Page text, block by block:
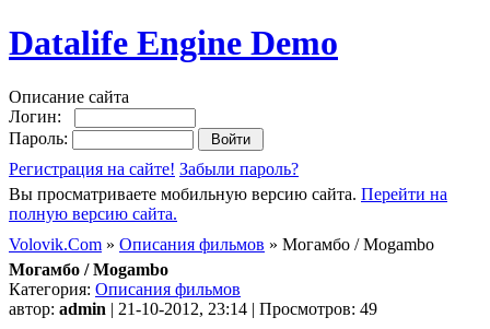
Datalife Engine Demo
Описание сайта
Логин:
Пароль:
Регистрация на сайте! Забыли пароль?
Вы просматриваете мобильную версию сайта. Перейти на
полную версию сайта.
Volovik.Com » Описания фильмов » Могамбо / Mogambo
Могамбо / Mogambo
Категория: Описания фильмов
автор: admin | 21-10-2012, 23:14 | Просмотров: 49